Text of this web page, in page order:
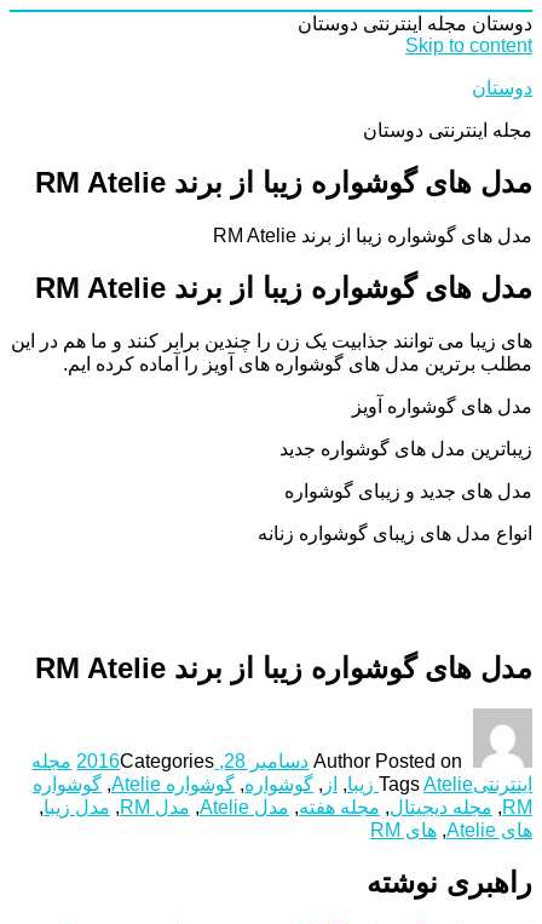
دوستان مجله اینترنتی دوستان
Skip to content
دوستان
مجله اینترنتی دوستان
مدل های گوشواره زیبا از برند RM Atelie
مدل های گوشواره زیبا از برند RM Atelie
مدل های گوشواره زیبا از برند RM Atelie
های زیبا می توانند جذابیت یک زن را چندین برابر کنند و ما هم در این
مطلب برترین مدل های گوشواره های آویز را آماده کرده ایم.
مدل های گوشواره آویز
زیباترین مدل های گوشواره جدید
مدل های جدید و زیبای گوشواره
انواع مدل های زیبای گوشواره زنانه
مدل های گوشواره زیبا از برند RM Atelie
Author Posted on دسامبر 28, 2016 Categories
مجله
اینترنتی
TagsAtelie زیبا , از , گوشواره, گوشواره Atelie , گوشواره
RM
, مجله دیجیتال, مجله هفته, مدل Atelie , مدل RM , مدل زیبا,
های Atelie
, های RM
راهبری نوشته